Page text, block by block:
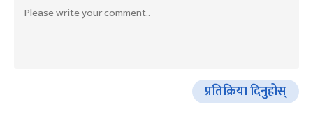
प्रतिक्रिया दिनुहोस्